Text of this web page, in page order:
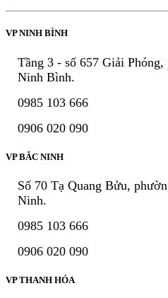
VP NINH BÌNH
Tầng 3 - số 657 Giải
Ninh Bình.
0985 103 666
0906 020 090
VP BẮC NINH
Số 70 Tạ Quang Bửu,
Ninh.
0985 103 666
0906 020 090
VP THANH HÓA